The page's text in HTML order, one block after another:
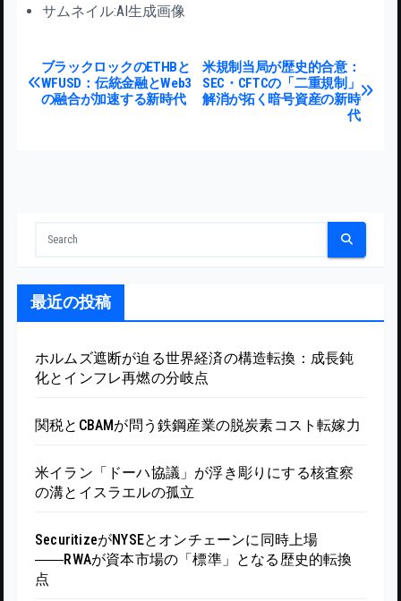
サムネイル:AI生成画像
投稿ナビゲーション
米規制当局が歴史的合意：
SEC・CFTCの「二重規制」
解消が拓く暗号資産の新時
代
ブラックロックのETHBと
WFUSD：伝統金融とWeb3
の融合が加速する新時代
最近の投稿
ホルムズ遮断が迫る世界経済の構造転換：成長鈍
化とインフレ再燃の分岐点
関税とCBAMが問う鉄鋼産業の脱炭素コスト転嫁力
米イラン「ドーハ協議」が浮き彫りにする核査察
の溝とイスラエルの孤立
SecuritizeがNYSEとオンチェーンに同時上場
――RWAが資本市場の「標準」となる歴史的転換
点